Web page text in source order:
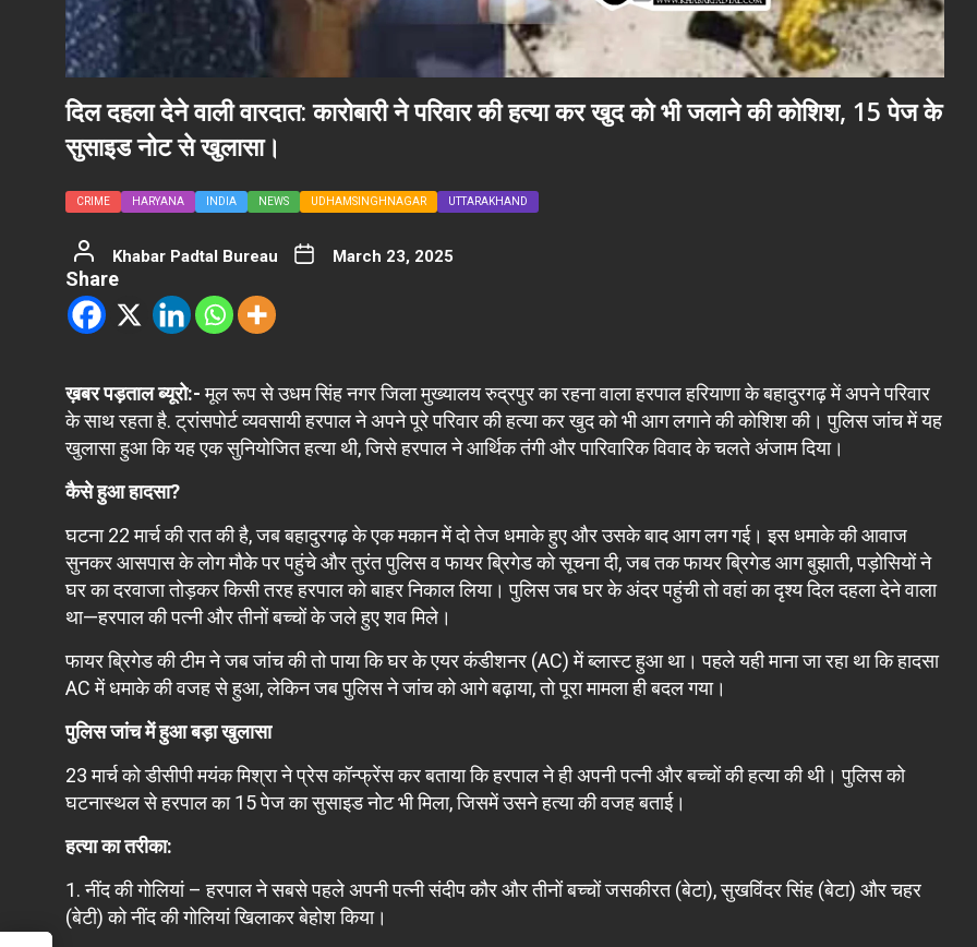
दिल दहला देने वाली वारदात: कारोबारी ने परिवार की हत्या कर खुद को भी जलाने की कोशिश, 15 पेज के
सुसाइड नोट से खुलासा।
CRIME HARYANA INDIA NEWS UDHAMSINGHNAGAR UTTARAKHAND
Khabar Padtal Bureau March 23, 2025
Share
ख़बर पड़ताल ब्यूरो:-मूल रूप से उधम सिंह नगर जिला मुख्यालय रुद्रपुर का रहना वाला हरपाल हरियाणा के बहादुरगढ़ में अपने परिवार
के साथ रहता है. ट्रांसपोर्ट व्यवसायी हरपाल ने अपने पूरे परिवार की हत्या कर खुद को भी आग लगाने की कोशिश की। पुलिस जांच में यह
खुलासा हुआ कि यह एक सुनियोजित हत्या थी, जिसे हरपाल ने आर्थिक तंगी और पारिवारिक विवाद के चलते अंजाम दिया।
कैसे हुआ हादसा?
घटना 22 मार्च की रात की है, जब बहादुरगढ़ के एक मकान में दो तेज धमाके हुए और उसके बाद आग लग गई। इस धमाके की आवाज
सुनकर आसपास के लोग मौके पर पहुंचे और तुरंत पुलिस व फायर ब्रिगेड को सूचना दी, जब तक फायर ब्रिगेड आग बुझाती, पड़ोसियों ने
घर का दरवाजा तोड़कर किसी तरह हरपाल को बाहर निकाल लिया। पुलिस जब घर के अंदर पहुंची तो वहां का दृश्य दिल दहला देने वाला
था—हरपाल की पत्नी और तीनों बच्चों के जले हुए शव मिले।
फायर ब्रिगेड की टीम ने जब जांच की तो पाया कि घर के एयर कंडीशनर (AC) में ब्लास्ट हुआ था। पहले यही माना जा रहा था कि हादसा
AC में धमाके की वजह से हुआ, लेकिन जब पुलिस ने जांच को आगे बढ़ाया, तो पूरा मामला ही बदल गया।
पुलिस जांच में हुआ बड़ा खुलासा
23 मार्च को डीसीपी मयंक मिश्रा ने प्रेस कॉन्फ्रेंस कर बताया कि हरपाल ने ही अपनी पत्नी और बच्चों की हत्या की थी। पुलिस को
घटनास्थल से हरपाल का 15 पेज का सुसाइड नोट भी मिला, जिसमें उसने हत्या की वजह बताई।
हत्या का तरीका:
1. नींद की गोलियां – हरपाल ने सबसे पहले अपनी पत्नी संदीप कौर और तीनों बच्चों जसकीरत (बेटा), सुखविंदर सिंह (बेटा) और चहर
(बेटी) को नींद की गोलियां खिलाकर बेहोश किया।